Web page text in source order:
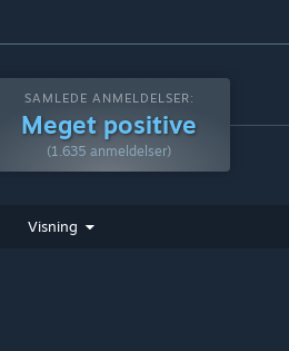
SAMLEDE ANMELDELSER:
Meget positive
(1.635 anmeldelser)
Visning